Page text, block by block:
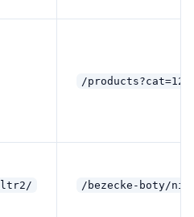
/
/bezecke-boty/